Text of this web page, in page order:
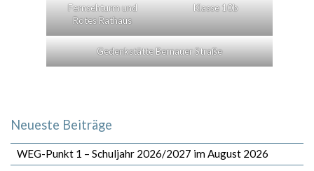
Fernsehturm und
Rotes Rathaus
Klasse 10b
Gedenkstätte Bernauer Straße
Neueste Beiträge
WEG-Punkt 1 – Schuljahr 2026/2027 im August 2026